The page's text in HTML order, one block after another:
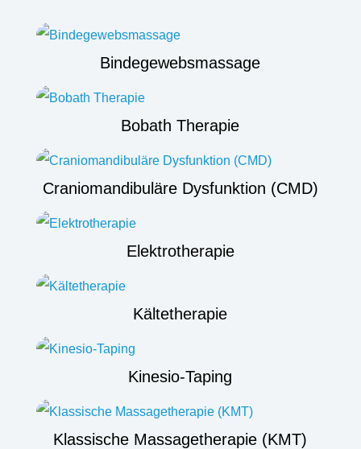
Bindegewebsmassage
Bobath Therapie
Craniomandibuläre Dysfunktion (CMD)
Elektrotherapie
Kältetherapie
Kinesio-Taping
Klassische Massagetherapie (KMT)